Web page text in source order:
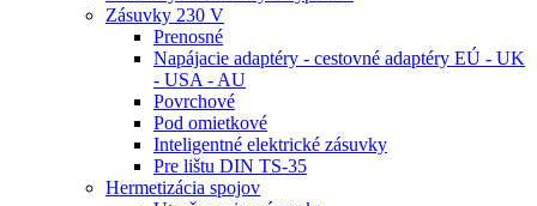
Zásuvky 230 V
Prenosné
Napájacie adaptéry - cestovné adaptéry EÚ - UK
- USA - AU
Povrchové
Pod omietkové
Inteligentné elektrické zásuvky
Pre lištu DIN TS-35
Hermetizácia spojov